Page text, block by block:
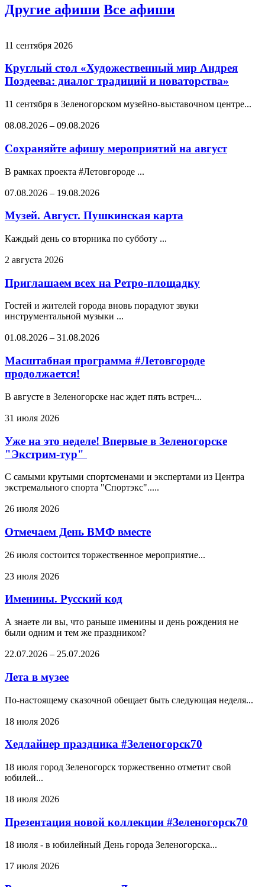
Другие афиши Все афиши
11 сентября 2026
Круглый стол «Художественный мир Андрея
Поздеева: диалог традиций и новаторства»
11 сентября в Зеленогорском музейно-выставочном центре...
08.08.2026 – 09.08.2026
Сохраняйте афишу мероприятий на август
В рамках проекта #Летовгороде ...
07.08.2026 – 19.08.2026
Музей. Август. Пушкинская карта
Каждый день со вторника по субботу ...
2 августа 2026
Приглашаем всех на Ретро-площадку
Гостей и жителей города вновь порадуют звуки
инструментальной музыки ...
01.08.2026 – 31.08.2026
Масштабная программа #Летовгороде
продолжается!
В августе в Зеленогорске нас ждет пять встреч...
31 июля 2026
Уже на это неделе! Впервые в Зеленогорске
"Экстрим-тур"
С самыми крутыми спортсменами и экспертами из Центра
экстремального спорта "Спортэкс".....
26 июля 2026
Отмечаем День ВМФ вместе
26 июля состоится торжественное мероприятие...
23 июля 2026
Именины. Русский код
А знаете ли вы, что раньше именины и день рождения не
были одним и тем же праздником?
22.07.2026 – 25.07.2026
Лета в музее
По-настоящему сказочной обещает быть следующая неделя...
18 июля 2026
Хедлайнер праздника #Зеленогорск70
18 июля город Зеленогорск торжественно отметит свой
юбилей...
18 июля 2026
Презентация новой коллекции #Зеленогорск70
18 июля - в юбилейный День города Зеленогорска...
17 июля 2026